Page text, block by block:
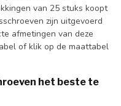
van 25 stuks koopt
zijn uitgevoerd
afmetingen van deze
of klik op de maattabel
het beste te